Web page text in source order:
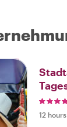
12 hours